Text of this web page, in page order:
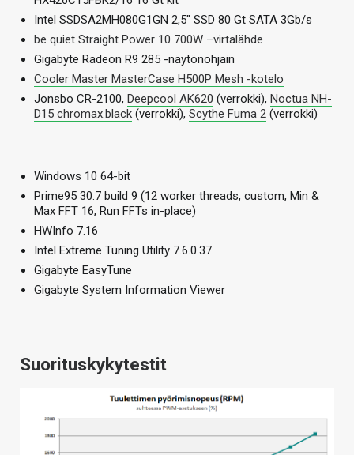
Intel SSDSA2MH080G1GN 2,5″ SSD 80 Gt SATA 3Gb/s
be quiet Straight Power 10 700W –virtalähde
Gigabyte Radeon R9 285 -näytönohjain
Cooler Master MasterCase H500P Mesh -kotelo
Jonsbo CR-2100, Deepcool AK620 (verrokki), Noctua NH-
D15 chromax.black (verrokki), Scythe Fuma 2 (verrokki)
Windows 10 64-bit
Prime95 30.7 build 9 (12 worker threads, custom, Min &
Max FFT 16, Run FFTs in-place)
HWInfo 7.16
Intel Extreme Tuning Utility 7.6.0.37
Gigabyte EasyTune
Gigabyte System Information Viewer
Suorituskykytestit